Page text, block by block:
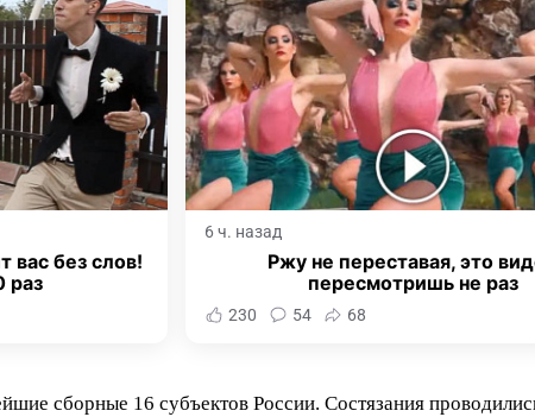
вас без слов!
раз
6 ч. назад
Ржу не переставая, это
пересмотришь не раз
230 54 68
сборные 16 субъектов России. Состязания